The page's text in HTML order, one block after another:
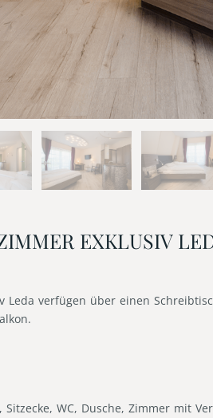
EXKLUSIV
Leda verfügen über einen
Sitzecke, WC, Dusche, Zimmer mit